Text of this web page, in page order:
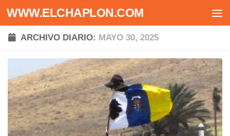
Saltar al contenido
WWW.ELCHAPLON.COM
ARCHIVO DIARIO: MAYO 30, 2025